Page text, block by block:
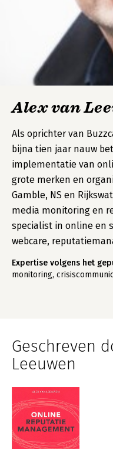
Alex van
Als oprichter van
bijna tien jaar nauw
implementatie van
grote merken en
Gamble, NS en
media monitoring en
specialist in online en
webcare,
Expertise volgens het
monitoring,
Geschreven
Leeuwen